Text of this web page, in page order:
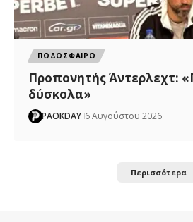
ΠΟΔΟΣΦΑΙΡΟ
Προπονητής Άντερλεχτ:
δύσκολα»
PAOKDAY 6 Αυγούστου 2026
Περισσότερα